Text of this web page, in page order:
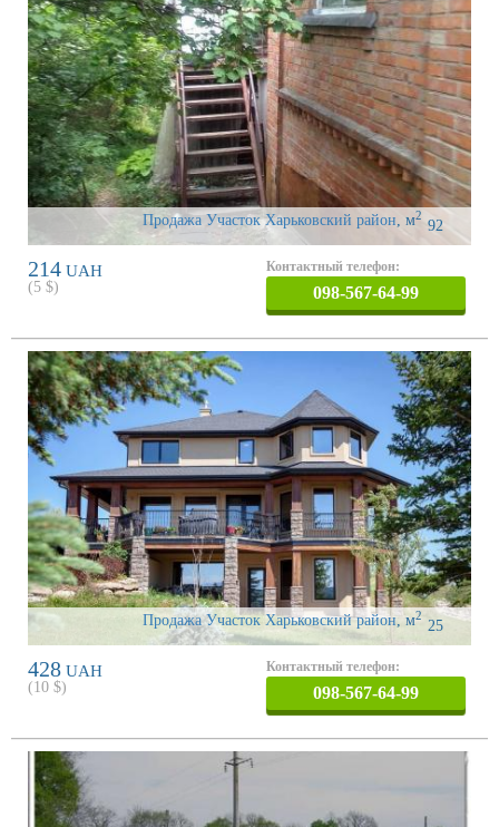
Продажа Участок Харьковский район, 92
м2
214 UAH
(5 $)
Контактный телефон:
098-567-64-99
Продажа Участок Харьковский район, 25
м2
428 UAH
(10 $)
Контактный телефон:
098-567-64-99